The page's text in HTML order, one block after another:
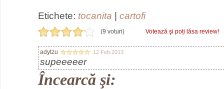
Etichete: tocanita | cartofi
(9 voturi) Votează şi poți lăsa review!
adytzu 12 Feb.2013
supeeeeer
Încearcă şi: